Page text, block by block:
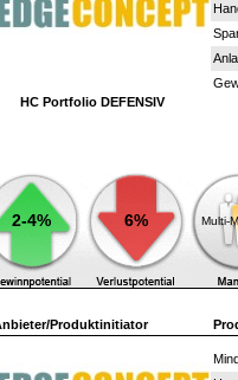
HC Portfolio DEFENSIV
2-4% 6% Multi-
Produktinitiator